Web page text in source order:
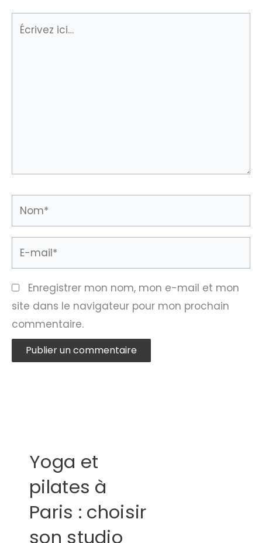
Écrivez
Nom*
E-
Enregistrer mon nom, mon e-mail et mon
site dans le navigateur pour mon prochain
commentaire.
Yoga et
pilates à
Paris : choisir
son studio